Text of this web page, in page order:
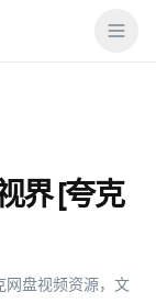
界 [夸克
网盘视频资源，文